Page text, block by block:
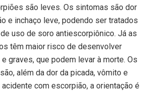
são leves. Os sintomas são dor
e inchaço leve, podendo ser tratados
uso de soro antiescorpiônico. Já as
têm maior risco de desenvolver
graves, que podem levar à morte. Os
além da dor da picada, vômito e
com escorpião, a orientação é